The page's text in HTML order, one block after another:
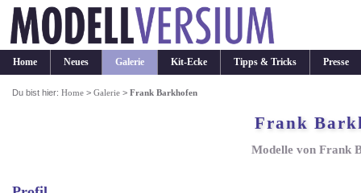
Home Neues Galerie Kit-Ecke Tipps & Tricks Presse
Du bist hier:Home >Galerie >Frank Barkhofen
Frank
Modelle von Frank